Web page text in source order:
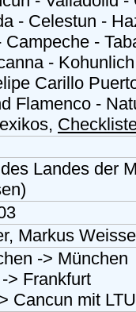
- Celestun -
-
-
Carillo
Flamenco -
Landes der
Markus
-> München
> Frankfurt
Cancun mit